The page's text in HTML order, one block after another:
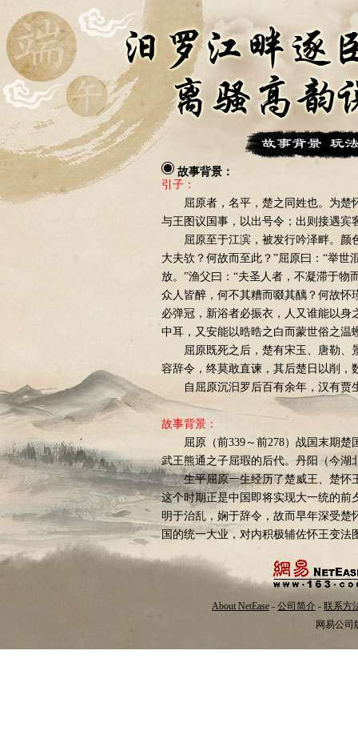
故事背景：
引子：
屈原者，名平，楚之同姓也。为楚
与王图议国事，以出号令；出则接遇宾
屈原至于江滨，被发行吟泽畔。颜
大夫欤？何故而至此？”屈原曰：“举
放。”渔父曰：“夫圣人者，不凝滞于物
众人皆醉，何不其糟而啜其醨？何故怀
必弹冠，新浴者必振衣，人又谁能以
中耳，又安能以晧晧之白而蒙世俗之温
屈原既死之后，楚有宋玉、唐勒、
容辞令，终莫敢直谏，其后楚日以削，
自屈原沉汩罗后百有余年，汉有贾
故事背景：
屈原（前339～前278）战国末期楚
武王熊通之子屈瑕的后代。丹阳（今湖
生平屈原一生经历了楚威王、楚怀王
这个时期正是中国即将实现大一统的前
明于治乱，娴于辞令，故而早年深受
国的统一大业，对内积极辅佐怀王变法
尖锐的矛盾，由于上官大夫等人的嫉
怀王十五年（前304），张仪由秦至
奸，同时以“献商於之地六百里”诱骗
秦出兵，均遭惨败，于是屈原奉命出
About NetEase - 公司简介 - 联系方
网易公司